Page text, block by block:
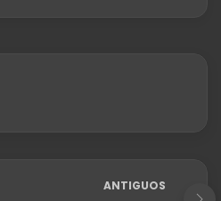
ANTIGUOS